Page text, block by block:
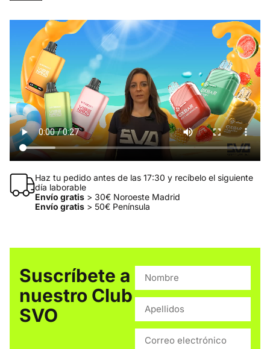
Haz tu pedido antes de las 17:30 y recíbelo el siguiente
día laborable
Envío gratis> 30€ Noroeste Madrid
Envío gratis> 50€ Península
Suscríbete a
nuestro Club
SVO